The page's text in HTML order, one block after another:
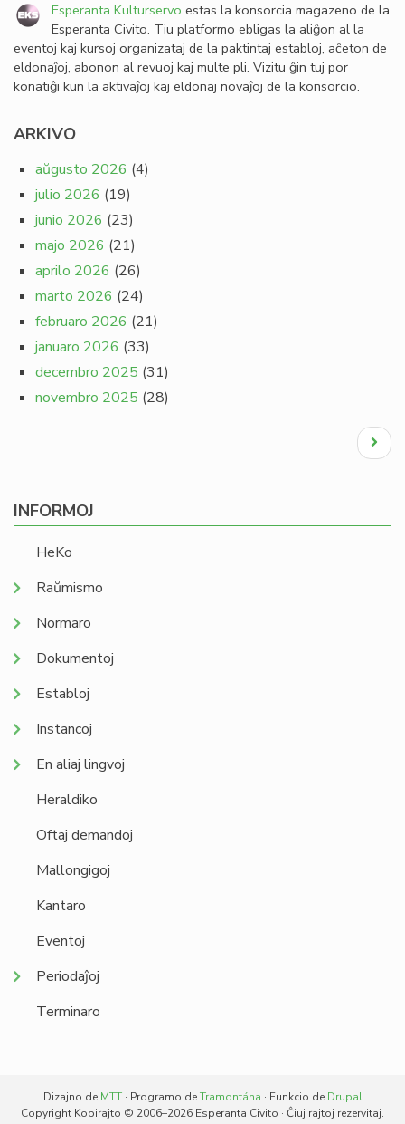
Esperanta Kulturservo estas la konsorcia magazeno de la
Esperanta Civito. Tiu platformo ebligas la aliĝon al la
eventoj kaj kursoj organizataj de la paktintaj establoj, aĉeton de
eldonaĵoj, abonon al revuoj kaj multe pli. Vizitu ĝin tuj por
konatiĝi kun la aktivaĵoj kaj eldonaj novaĵoj de la konsorcio.
ARKIVO
aŭgusto 2026 (4)
julio 2026 (19)
junio 2026 (23)
majo 2026 (21)
aprilo 2026 (26)
marto 2026 (24)
februaro 2026 (21)
januaro 2026 (33)
decembro 2025 (31)
novembro 2025 (28)
Next
page
INFORMOJ
HeKo
Raŭmismo
Normaro
Dokumentoj
Establoj
Instancoj
En aliaj lingvoj
Heraldiko
Oftaj demandoj
Mallongigoj
Kantaro
Eventoj
Periodaĵoj
Terminaro
Dizajno de MTT· Programo deTramontána · Funkcio de Drupal
Copyright Kopirajto © 2006–2026 Esperanta Civito · Ĉiuj rajtoj rezervitaj.